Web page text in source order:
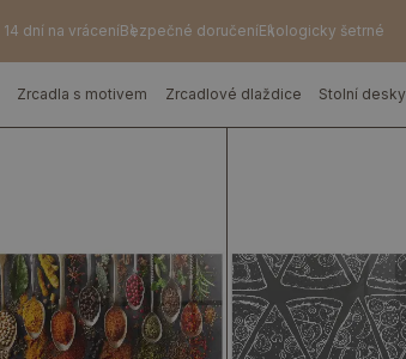
14 dní na vráceníBezpečné doručeníEkologicky šetrné
Zrcadla s motivem Zrcadlové dlaždice Stolní desky